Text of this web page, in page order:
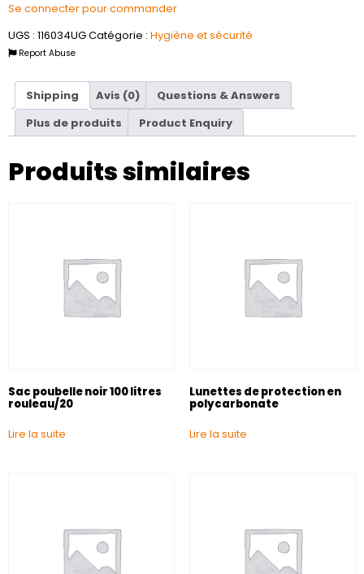
Se connecter pour commander
UGS : 116034UGCatégorie : Hygiène et sécurité
Report Abuse
Shipping Avis (0)
Questions & Answers
Plus de produits
Product Enquiry
Produits similaires
Sac poubelle noir 100 litres
rouleau/20
Lire la suite
Lunettes de protection en
polycarbonate
Lire la suite